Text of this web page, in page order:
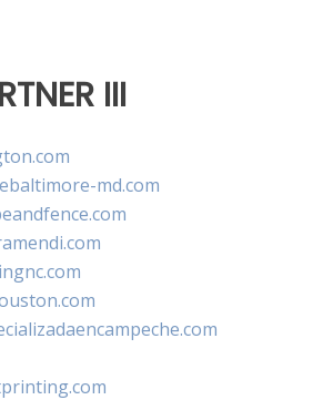
III
md.com